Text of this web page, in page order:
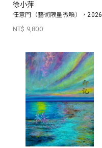
徐小萍
任意門（藝術限量微噴），2026
NT$ 9,800